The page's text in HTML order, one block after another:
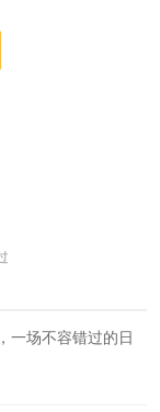
一场不容错过的日